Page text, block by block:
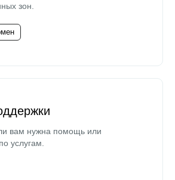
зон.
вам нужна помощь или
услугам.